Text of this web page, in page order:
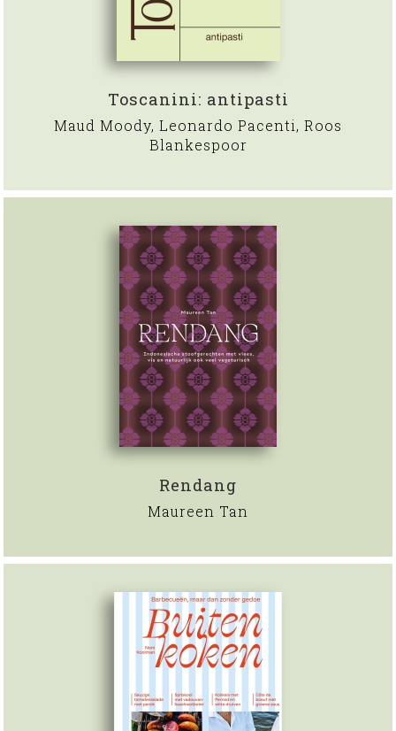
Toscanini: antipasti
Maud Moody, Leonardo Pacenti, Roos
Blankespoor
Rendang
Maureen Tan